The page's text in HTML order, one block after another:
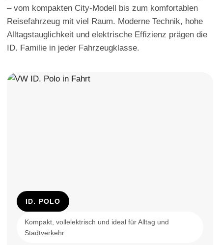
– vom kompakten City-Modell bis zum komfortablen
Reisefahrzeug mit viel Raum. Moderne Technik, hohe
Alltagstauglichkeit und elektrische Effizienz prägen die
ID. Familie in jeder Fahrzeugklasse.
ID. POLO
Kompakt, vollelektrisch und ideal für Alltag und
Stadtverkehr